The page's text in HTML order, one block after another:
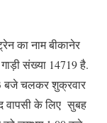
का नाम बीकानेर
संख्या 14719 है.
बजे चलकर शुक्रवार
वापसी के लिए सुबह